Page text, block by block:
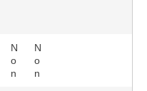
N
o
n
N
o
n